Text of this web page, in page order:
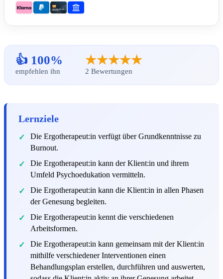
👍 100%
empfehlen ihn
★★★★★
2 Bewertungen
Lernziele
Die Ergotherapeut:in verfügt über Grundkenntnisse zu
Burnout.
Die Ergotherapeut:in kann der Klient:in und ihrem
Umfeld Psychoedukation vermitteln.
Die Ergotherapeut:in kann die Klient:in in allen Phasen
der Genesung begleiten.
Die Ergotherapeut:in kennt die verschiedenen
Arbeitsformen.
Die Ergotherapeut:in kann gemeinsam mit der Klient:in
mithilfe verschiedener Interventionen einen
Behandlungsplan erstellen, durchführen und auswerten,